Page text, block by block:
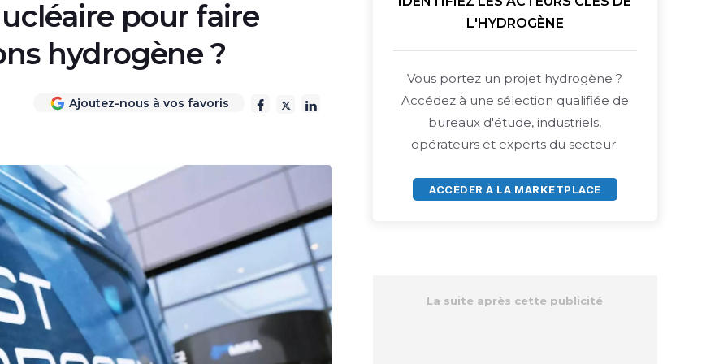
pour faire
hydrogène ?
Ajoutez-nous à vos favoris
L'HYDROGÈNE
Vous portez un projet hydrogène ?
Accédez à une sélection qualifiée de
bureaux d'étude, industriels,
opérateurs et experts du secteur.
ACCÈDER À LA MARKETPLACE